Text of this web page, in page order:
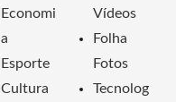
Economi
a
Esporte
Cultura
Vídeos
Folha
Fotos
Tecnolog